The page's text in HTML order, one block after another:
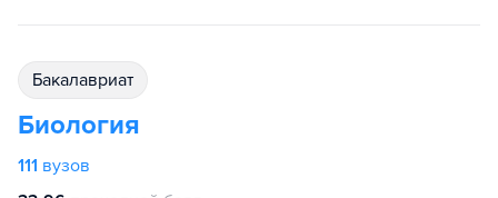
бакалавриат
Биология
111 вузов